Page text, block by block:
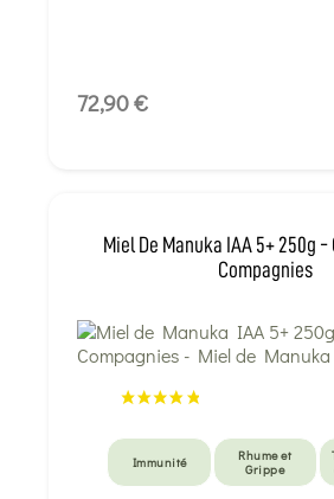
72,90 €
Miel De Manuka IAA 5+ 250g
Compagnies
Immunité
Rhume et
Grippe